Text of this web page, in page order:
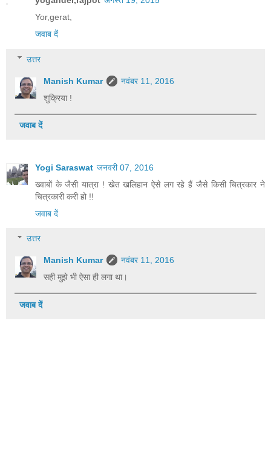
Yor,gerat,
जवाब दें
उत्तर
Manish Kumar
नवंबर 11, 2016
शुक्रिया !
जवाब दें
Yogi Saraswat जनवरी 07, 2016
ख्वाबों के जैसी यात्रा ! खेत खलिहान ऐसे लग रहे हैं जैसे किसी चित्रकार ने
चित्रकारी करी हो !!
जवाब दें
उत्तर
Manish Kumar
नवंबर 11, 2016
सही मुझे भी ऐसा ही लगा था।
जवाब दें